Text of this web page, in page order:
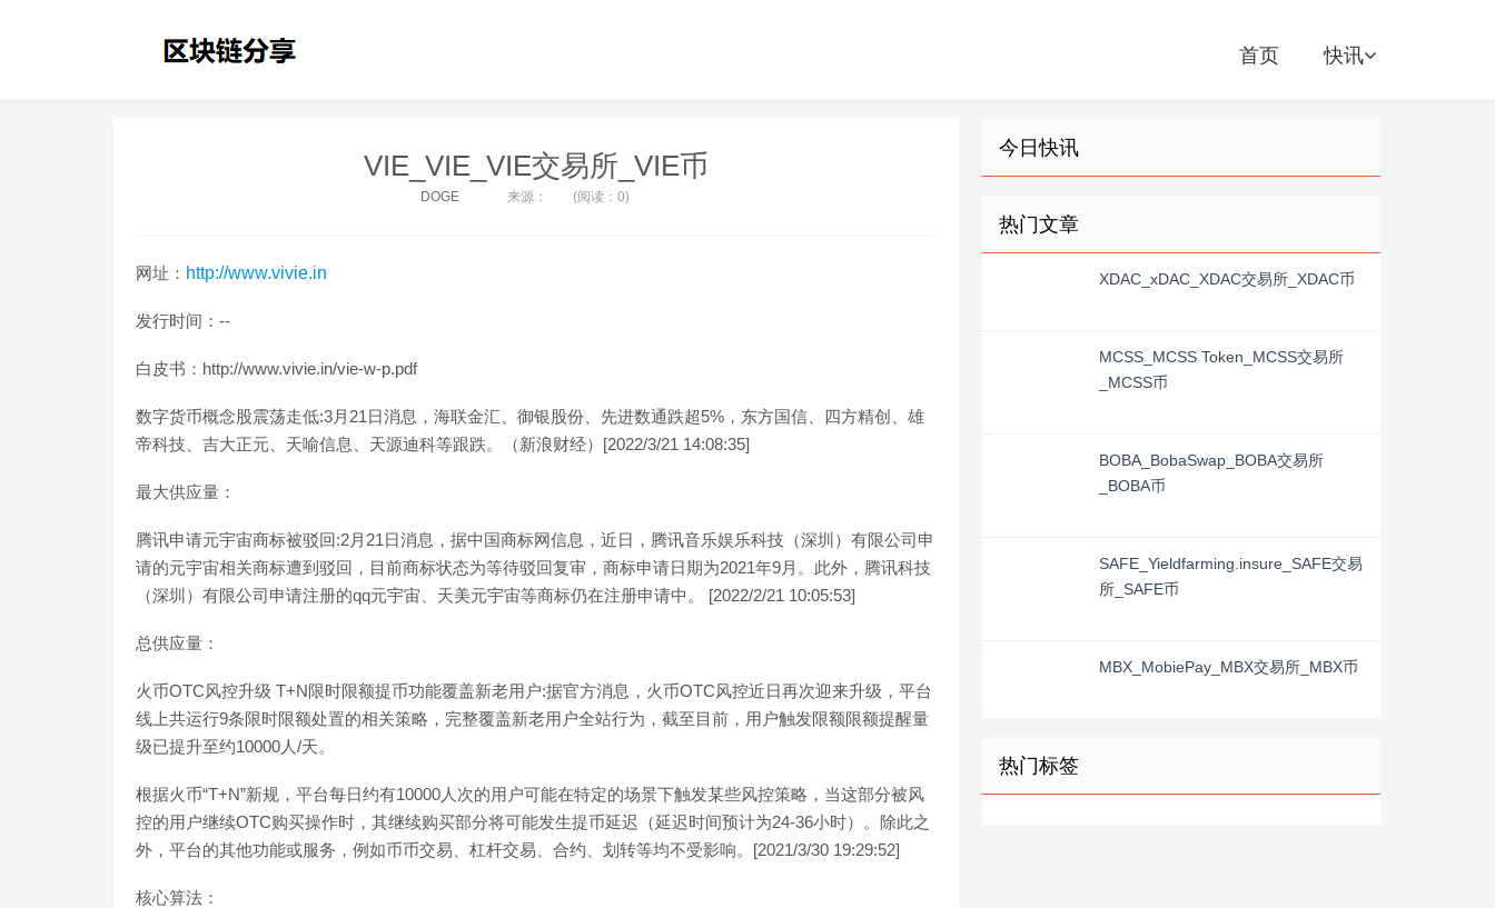
首页 快讯
VIE_VIE_VIE交易所_VIE币
DOGE 来源： (阅读：0)
网址： http://www.vivie.in
发行时间：--
白皮书：http://www.vivie.in/vie-w-p.pdf
数字货币概念股震荡走低:3月21日消息，海联金汇、御银股份、先进数通跌超5%，东方国信、四方精创、雄
帝科技、吉大正元、天喻信息、天源迪科等跟跌。（新浪财经）[2022/3/21 14:08:35]
最大供应量：
腾讯申请元宇宙商标被驳回:2月21日消息，据中国商标网信息，近日，腾讯音乐娱乐科技（深圳）有限公司申
请的元宇宙相关商标遭到驳回，目前商标状态为等待驳回复审，商标申请日期为2021年9月。此外，腾讯科技
（深圳）有限公司申请注册的qq元宇宙、天美元宇宙等商标仍在注册申请中。 [2022/2/21 10:05:53]
总供应量：
火币OTC风控升级 T+N限时限额提币功能覆盖新老用户:据官方消息，火币OTC风控近日再次迎来升级，平台
线上共运行9条限时限额处置的相关策略，完整覆盖新老用户全站行为，截至目前，用户触发限额限额提醒量
级已提升至约10000人/天。
根据火币“T+N”新规，平台每日约有10000人次的用户可能在特定的场景下触发某些风控策略，当这部分被风
控的用户继续OTC购买操作时，其继续购买部分将可能发生提币延迟（延迟时间预计为24-36小时）。除此之
外，平台的其他功能或服务，例如币币交易、杠杆交易、合约、划转等均不受影响。[2021/3/30 19:29:52]
核心算法：
今日快讯
热门文章
XDAC_xDAC_XDAC交易所_XDAC币
MCSS_MCSS Token_MCSS交易所
_MCSS币
BOBA_BobaSwap_BOBA交易所
_BOBA币
SAFE_Yieldfarming.insure_SAFE交易
所_SAFE币
MBX_MobiePay_MBX交易所_MBX币
热门标签